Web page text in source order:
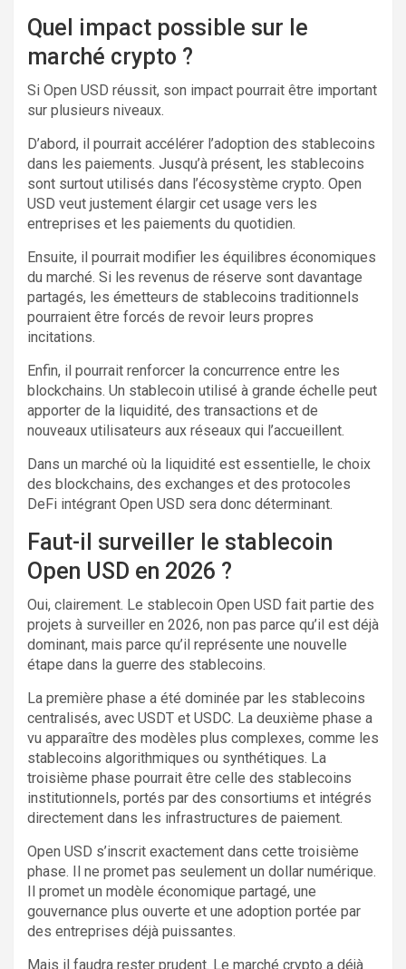
Quel impact possible sur le
marché crypto ?
Si Open USD réussit, son impact pourrait être important
sur plusieurs niveaux.
D’abord, il pourrait accélérer l’adoption des stablecoins
dans les paiements. Jusqu’à présent, les stablecoins
sont surtout utilisés dans l’écosystème crypto. Open
USD veut justement élargir cet usage vers les
entreprises et les paiements du quotidien.
Ensuite, il pourrait modifier les équilibres économiques
du marché. Si les revenus de réserve sont davantage
partagés, les émetteurs de stablecoins traditionnels
pourraient être forcés de revoir leurs propres
incitations.
Enfin, il pourrait renforcer la concurrence entre les
blockchains. Un stablecoin utilisé à grande échelle peut
apporter de la liquidité, des transactions et de
nouveaux utilisateurs aux réseaux qui l’accueillent.
Dans un marché où la liquidité est essentielle, le choix
des blockchains, des exchanges et des protocoles
DeFi intégrant Open USD sera donc déterminant.
Faut-il surveiller le stablecoin
Open USD en 2026 ?
Oui, clairement. Le stablecoin Open USD fait partie des
projets à surveiller en 2026, non pas parce qu’il est déjà
dominant, mais parce qu’il représente une nouvelle
étape dans la guerre des stablecoins.
La première phase a été dominée par les stablecoins
centralisés, avec USDT et USDC. La deuxième phase a
vu apparaître des modèles plus complexes, comme les
stablecoins algorithmiques ou synthétiques. La
troisième phase pourrait être celle des stablecoins
institutionnels, portés par des consortiums et intégrés
directement dans les infrastructures de paiement.
Open USD s’inscrit exactement dans cette troisième
phase. Il ne promet pas seulement un dollar numérique.
Il promet un modèle économique partagé, une
gouvernance plus ouverte et une adoption portée par
des entreprises déjà puissantes.
Mais il faudra rester prudent. Le marché crypto a déjà